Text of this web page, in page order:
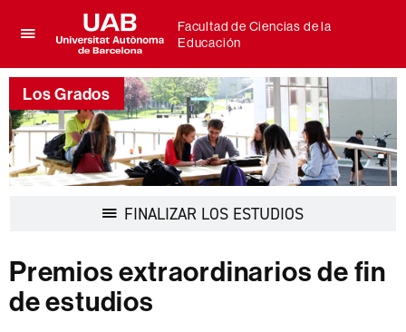
aquí
para
desplegar
el
menú
de
Facultad
Educación
Universitat
Autònoma
de
Barcelona
Facultad de Ciencias de la
Educación
Los Grados
FINALIZAR LOS ESTUDIOS
Premios extraordinarios de fin
de estudios